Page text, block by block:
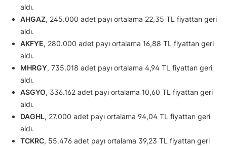
aldı.
AHGAZ, 245.000 adet payı ortalama 22,35 TL fiyattan geri
aldı.
AKFYE, 280.000 adet payı ortalama 16,88 TL fiyattan geri
aldı.
MHRGY, 735.018 adet payı ortalama 4,94 TL fiyattan geri
aldı.
ASGYO, 336.162 adet payı ortalama 10,60 TL fiyattan geri
aldı.
DAGHL, 27.000 adet payı ortalama 94,04 TL fiyattan geri
aldı.
TCKRC, 55.476 adet payı ortalama 39,23 TL fiyattan geri